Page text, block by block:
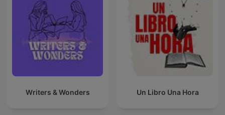
Un Libro Una Hora
Writers & Wonders